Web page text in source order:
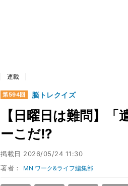
連載
第594回 脳トレクイズ
【日曜日は難問】
ーこだ!?
掲載日 2026/05/24 11:30
著者： MN ワーク&ライフ編集部